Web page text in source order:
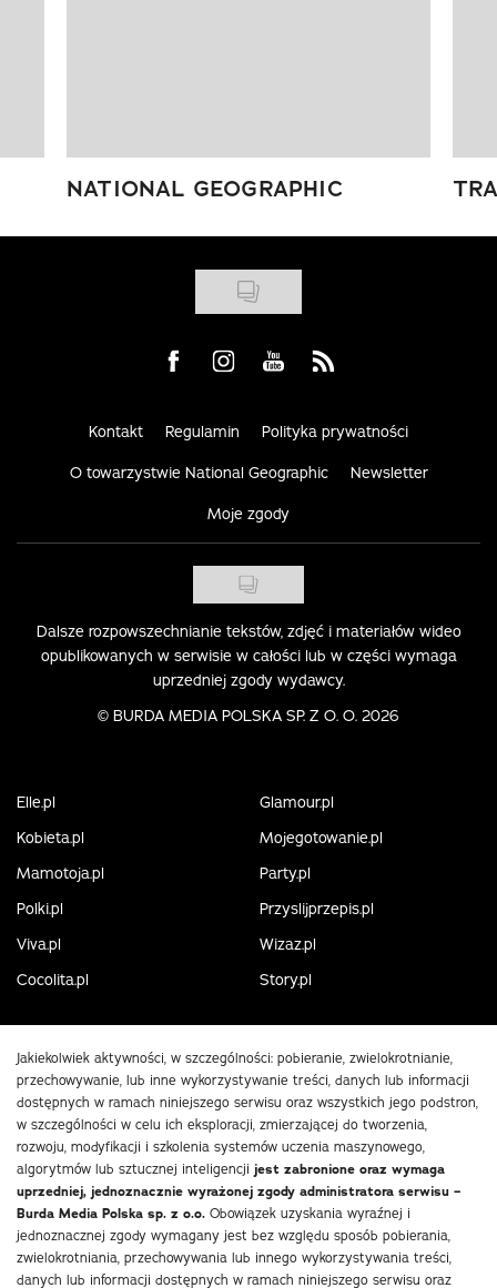
NATIONAL GEOGRAPHIC
Visit us on Facebook
Visit us on Instagram
Visit us on Youtube
Visit us on Rss
Kontakt Regulamin Polityka prywatności
O towarzystwie National Geographic Newsletter
Moje zgody
Dalsze rozpowszechnianie tekstów, zdjęć i materiałów wideo
opublikowanych w serwisie w całości lub w części wymaga
uprzedniej zgody wydawcy.
© BURDA MEDIA POLSKA SP. Z O. O. 2026
Elle.pl
Glamour.pl
Kobieta.pl
Mojegotowanie.pl
Mamotoja.pl
Party.pl
Polki.pl
Przyslijprzepis.pl
Viva.pl
Wizaz.pl
Cocolita.pl
Story.pl
Jakiekolwiek aktywności, w szczególności: pobieranie, zwielokrotnianie,
przechowywanie, lub inne wykorzystywanie treści, danych lub informacji
dostępnych w ramach niniejszego serwisu oraz wszystkich jego podstron,
w szczególności w celu ich eksploracji, zmierzającej do tworzenia,
rozwoju, modyfikacji i szkolenia systemów uczenia maszynowego,
algorytmów lub sztucznej inteligencji jest zabronione oraz wymaga
uprzedniej, jednoznacznie wyrażonej zgody administratora serwisu –
Burda Media Polska sp. z o.o. Obowiązek uzyskania wyraźnej i
jednoznacznej zgody wymagany jest bez względu sposób pobierania,
zwielokrotniania, przechowywania lub innego wykorzystywania treści,
danych lub informacji dostępnych w ramach niniejszego serwisu oraz